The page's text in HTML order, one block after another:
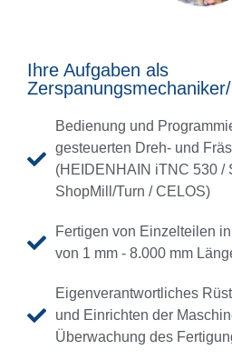
Ihre Aufgaben als
Bedienung und
gesteuerten Dreh- und
(HEIDENHAIN iTNC 530 /
ShopMill/Turn / CELOS)
Fertigen von Einzelteilen
von 1 mm - 8.000 mm
Eigenverantwortliches
und Einrichten der
Überwachung des